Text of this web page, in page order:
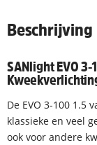
Beschrijving
SANlight EVO
De EVO 3-100 1.5
klassieke en veel
ook voor andere